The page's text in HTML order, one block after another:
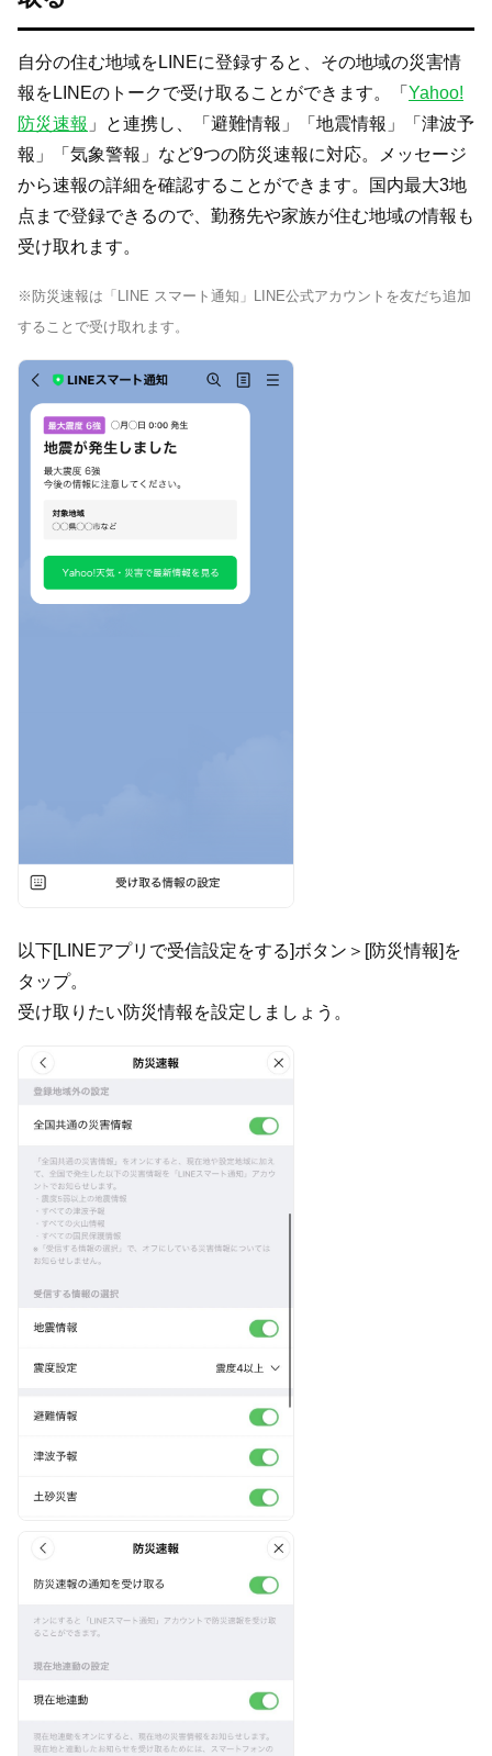
自分の住む地域をLINEに登録すると、その地域の災害情
報をLINEのトークで受け取ることができます。「 Yahoo!
防災速報 」と連携し、「避難情報」「地震情報」「津波予
報」「気象警報」など9つの防災速報に対応。メッセージ
から速報の詳細を確認することができます。国内最大3地
点まで登録できるので、勤務先や家族が住む地域の情報も
受け取れます。
※防災速報は「LINE スマート通知」LINE公式アカウントを友だち追加
することで受け取れます。
以下[LINEアプリで受信設定をする]ボタン＞[防災情報]を
タップ。
受け取りたい防災情報を設定しましょう。